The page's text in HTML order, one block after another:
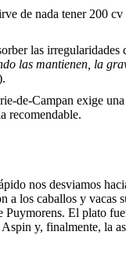
de nada tener 200
las irregularidades
las mantienen, la
de-Campan exige
recomendable.
nos desviamos
los caballos y vacas
El plato
y, finalmente, la